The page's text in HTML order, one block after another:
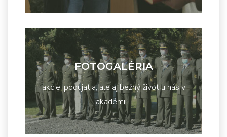
FOTOGALÉRIA
akcie, podujatia, ale aj bežný život u nás v
akadémii...